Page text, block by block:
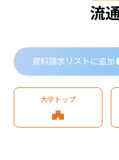
流
資料請求リストに追加
大学トップ